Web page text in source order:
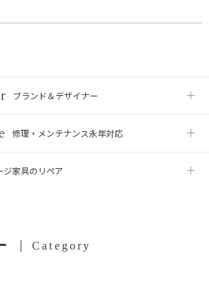
ブランド＆デザイナー
修理・メンテナンス永年対応
ジ家具のリペア
Category